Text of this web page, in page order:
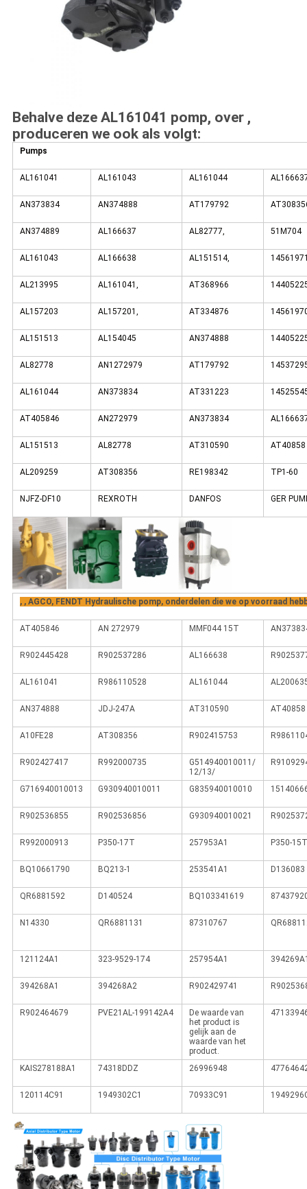
Behalve deze AL161041 pomp, over ,
produceren we ook als volgt:
Pumps
AL161041 AL161043 AL161044
AN373834 AN374888 AT179792
AN374889 AL166637 AL82777, 51M704
AL161043 AL166638 AL151514,
AL213995 AL161041, AT368966
AL157203 AL157201, AT334876
AL151513 AL154045 AN374888
AL82778 AN1272979 AT179792
AL161044 AN373834 AT331223
AT405846 AN272979 AN373834
AL151513 AL82778 AT310590 AT40858
AL209259 AT308356 RE198342 TP1-60
NJFZ-DF10 REXROTH DANFOS GER
, , AGCO, FENDT Hydraulische pomp, onderdelen die we op voorraad
AT405846 AN 272979 MMF044 15T
R902445428 R902537286 AL166638
AL161041 R986110528 AL161044
AN374888 JDJ-247A AT310590 AT40858
A10FE28 AT308356 R902415753
R902427417 R992000735
G514940010011/
12/13/
G716940010013 G930940010011 G835940010010
R902536855 R902536856 G930940010021
R992000913 P350-17T 257953A1 P350-15T
BQ10661790 BQ213-1 253541A1 D136083
QR6881592 D140524 BQ103341619
N14330 QR6881131 87310767
121124A1 323-9529-174 257954A1
394268A1 394268A2 R902429741
R902464679 PVE21AL-199142A4
De waarde van
het product is
gelijk aan de
waarde van het
product.
KAIS278188A1 74318DDZ 26996948
120114C91 1949302C1 70933C91